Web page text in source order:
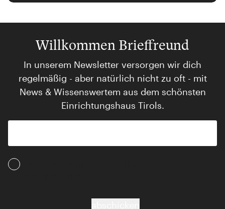
Willkommen Brieffreund
In unserem Newsletter versorgen wir dich
regelmäßig - aber natürlich nicht zu oft - mit
News & Wissenswertem aus dem schönsten
Einrichtungshaus Tirols.